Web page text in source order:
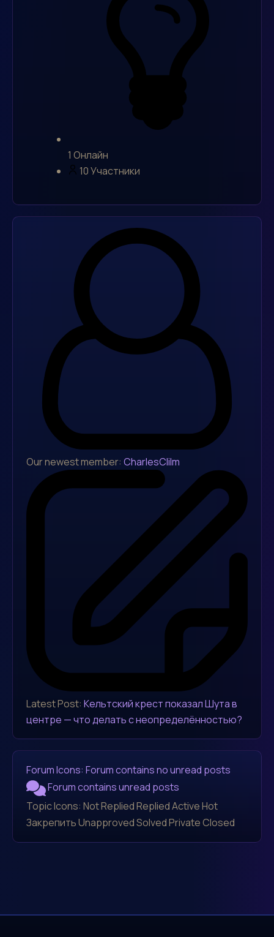
1 Онлайн
10Участники
Our newest member: CharlesClilm
Latest Post: Кельтский крест показал Шута в
центре — что делать с неопределённостью?
Forum Icons: Forum contains no unread posts
Forum contains unread posts
Topic Icons: Not RepliedRepliedActiveHot
ЗакрепитьUnapprovedSolvedPrivateClosed